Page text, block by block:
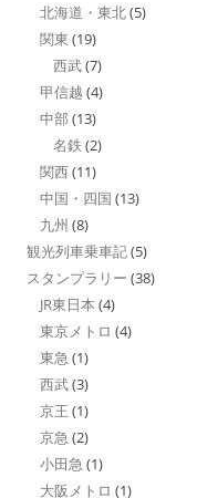
北海道・東北(5)
関東 (19)
西武(7)
甲信越 (4)
中部 (13)
名鉄 (2)
関西(11)
中国・四国 (13)
九州 (8)
観光列車乗車記(5)
スタンプラリー (38)
JR東日本 (4)
東京メトロ (4)
東急 (1)
西武(3)
京王 (1)
京急 (2)
小田急 (1)
大阪メトロ (1)